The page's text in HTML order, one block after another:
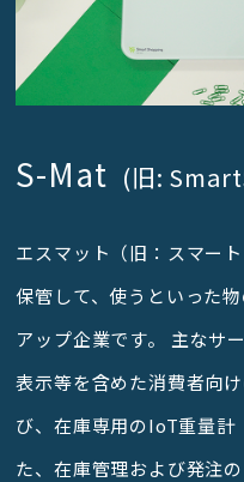
S-Mat (旧:
エスマット（旧：スマー
保管して、使うといった
アップ企業です。 主なサ
表示等を含めた消費者向
び、在庫専用のIoT重量計
た、在庫管理および発注